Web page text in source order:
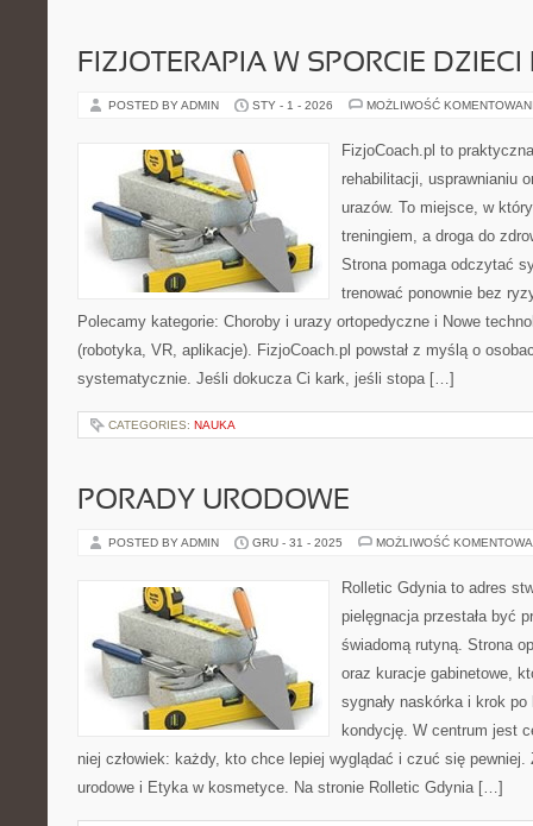
FIZJOTERAPIA W SPORCIE
POSTED BY ADMIN STY - 1 - 2026 MOŻLIWOŚĆ
FizjoCoach.pl to
rehabilitacji, usprawnianiu
urazów. To miejsce, w
treningiem, a droga do
Strona pomaga odczytać
trenować ponownie bez
Polecamy kategorie: Choroby i urazy ortopedyczne i Nowe
(robotyka, VR, aplikacje). FizjoCoach.pl powstał z myślą o
systematycznie. Jeśli dokucza Ci kark, jeśli stopa […]
CATEGORIES: NAUKA
PORADY URODOWE
POSTED BY ADMIN GRU - 31 - 2025 MOŻLIWOŚĆ
Rolletic Gdynia to adres
pielęgnacja przestała być
świadomą rutyną. Strona
oraz kuracje gabinetowe,
sygnały naskórka i krok
kondycję. W centrum jest
niej człowiek: każdy, kto chce lepiej wyglądać i czuć się
urodowe i Etyka w kosmetyce. Na stronie Rolletic Gdynia […]